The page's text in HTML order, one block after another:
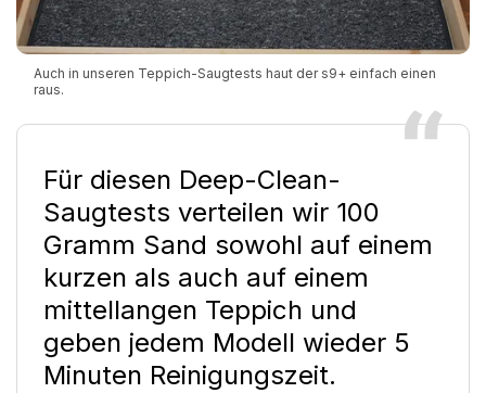
Auch in unseren Teppich-Saugtests haut der s9+ einfach einen
raus.
Für diesen Deep-Clean-
Saugtests verteilen wir 100
Gramm Sand sowohl auf einem
kurzen als auch auf einem
mittellangen Teppich und
geben jedem Modell wieder 5
Minuten Reinigungszeit.